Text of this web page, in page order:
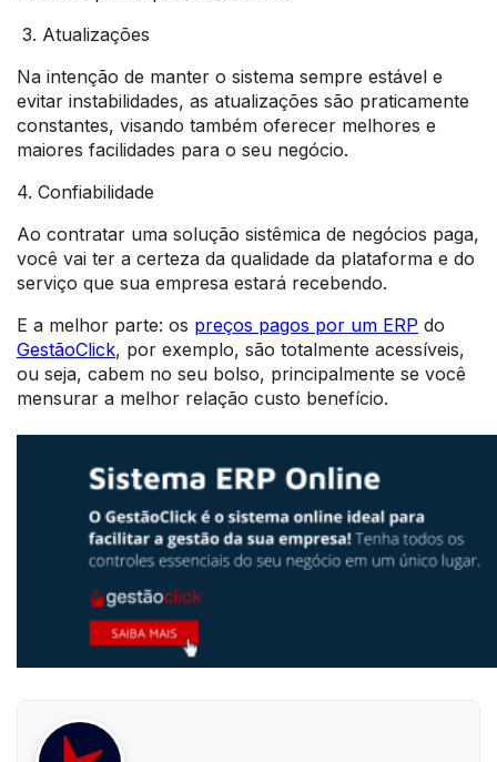
3. Atualizações
Na intenção de manter o sistema sempre estável e
evitar instabilidades, as atualizações são praticamente
constantes, visando também oferecer melhores e
maiores facilidades para o seu negócio.
4. Confiabilidade
Ao contratar uma solução sistêmica de negócios paga,
você vai ter a certeza da qualidade da plataforma e do
serviço que sua empresa estará recebendo.
E a melhor parte: os preços pagos por um ERP do
GestãoClick, por exemplo, são totalmente acessíveis,
ou seja, cabem no seu bolso, principalmente se você
mensurar a melhor relação custo benefício.